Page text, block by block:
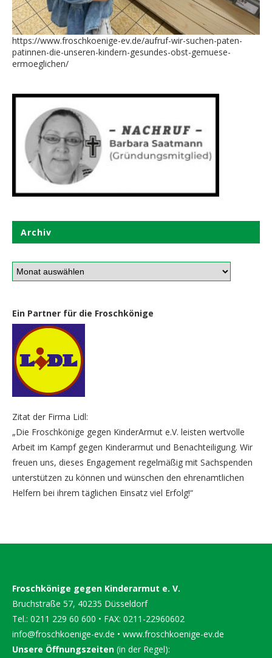
https://www.froschkoenige-ev.de/aufruf-wir-suchen-paten-
patinnen-die-unseren-kindern-gesundes-obst-gemuese-
ermoeglichen/
Archiv
Ein Partner für die Froschkönige
Zitat der Firma Lidl:
„Die Froschkönige gegen KinderArmut e.V. leisten wertvolle
Arbeit im Kampf gegen Kinderarmut und Benachteiligung. Wir
freuen uns, dieses Engagement regelmäßig mit Sachspenden
unterstützen zu können und wünschen den ehrenamtlichen
Helfern bei ihrem täglichen Einsatz viel Erfolg!“
Froschkönige gegen Kinderarmut e. V.
Bruchstraße 57, 40235 Düsseldorf
Tel.: 0211 229 60 600 • FAX: 0211-22960602
info@froschkoenige-ev.de • www.froschkoenige-ev.de
Unsere Öffnungszeiten (in der Regel):